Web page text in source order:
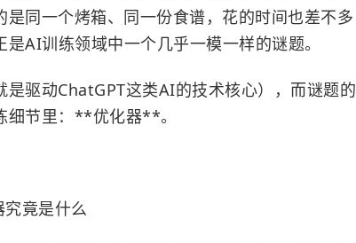
同一个烤箱、同一份食谱，花的时间也差不多
AI训练领域中一个几乎一模一样的谜题。
驱动ChatGPT这类AI的技术核心），而谜题的
细节里：**优化器**。
竟是什么